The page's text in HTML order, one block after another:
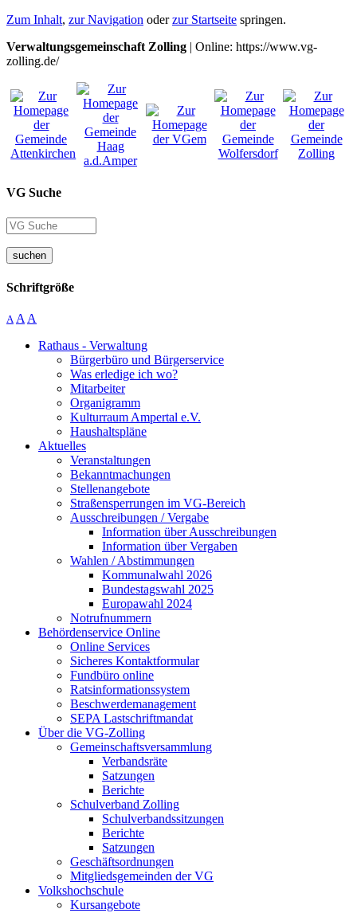
Zum Inhalt, zur Navigation oderzur Startseite springen.
Verwaltungsgemeinschaft Zolling | Online: https://www.vg-
zolling.de/
VG Suche
suchen
Schriftgröße
A A A
Rathaus - Verwaltung
Bürgerbüro und Bürgerservice
Was erledige ich wo?
Mitarbeiter
Organigramm
Kulturraum Ampertal e.V.
Haushaltspläne
Aktuelles
Veranstaltungen
Bekanntmachungen
Stellenangebote
Straßensperrungen im VG-Bereich
Ausschreibungen / Vergabe
Information über Ausschreibungen
Information über Vergaben
Wahlen / Abstimmungen
Kommunalwahl 2026
Bundestagswahl 2025
Europawahl 2024
Notrufnummern
Behördenservice Online
Online Services
Sicheres Kontaktformular
Fundbüro online
Ratsinformationssystem
Beschwerdemanagement
SEPA Lastschriftmandat
Über die VG-Zolling
Gemeinschaftsversammlung
Verbandsräte
Satzungen
Berichte
Schulverband Zolling
Schulverbandssitzungen
Berichte
Satzungen
Geschäftsordnungen
Mitgliedsgemeinden der VG
Volkshochschule
Kursangebote